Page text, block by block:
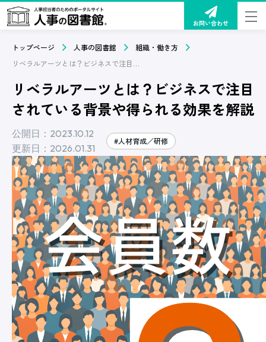
お問い合わせ
トップページ 人事の図書館
組織・働き方
リベラルアーツとは？ビジネスで注目されている背景や得られる効果を解説
リベラルアーツとは？ビジネスで注目
されている背景や得られる効果を解説
公開日：2023.10.12
更新日：2026.01.31
#人材育成／研修